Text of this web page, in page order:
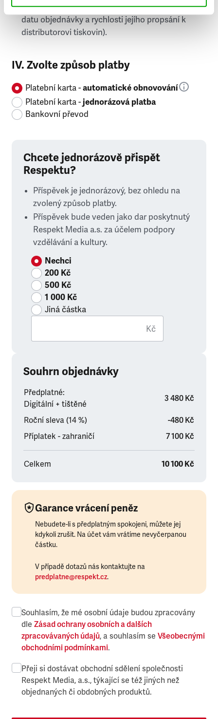
příští, nejpozději přespříští týden (v závislosti na
datu objednávky a rychlosti jejího propsání k
distributorovi tiskovin).
IV. Zvolte způsob platby
Platební karta -automatické obnovování
Platební karta -jednorázová platba
Bankovní převod
Chcete jednorázově přispět
Respektu?
Příspěvek je jednorázový, bez ohledu na
zvolený způsob platby.
Příspěvek bude veden jako dar poskytnutý
Respekt Media a.s. za účelem podpory
vzdělávání a kultury.
Nechci
200 Kč
500 Kč
1 000 Kč
Jiná částka
Kč
Souhrn objednávky
Předplatné:
Digitální + tištěné
3 480 Kč
Roční sleva (14 %)
-480 Kč
Příplatek - zahraničí
7 100 Kč
Celkem 10 100 Kč
Garance vrácení peněz
Nebudete-li s předplatným spokojeni, můžete jej
kdykoli zrušit. Na účet vám vrátíme nevyčerpanou
částku.
V případě dotazů nás kontaktujte na
predplatne@respekt.cz.
Souhlasím, že mé osobní údaje budou zpracovány
dle Zásad ochrany osobních a dalších
zpracovávaných údajů, a souhlasím se Všeobecnými
obchodními podmínkami.
Přeji si dostávat obchodní sdělení společnosti
Respekt Media, a.s., týkající se též jiných než
objednaných či obdobných produktů.